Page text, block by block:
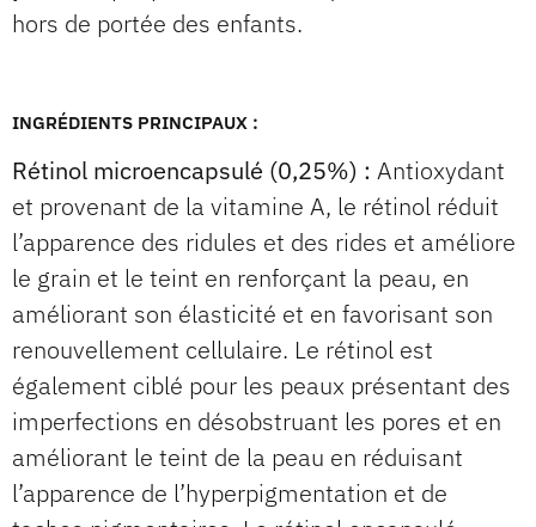
hors de portée des enfants.
INGRÉDIENTS PRINCIPAUX :
Rétinol microencapsulé (0,25%) : Antioxydant
et provenant de la vitamine A, le rétinol réduit
l’apparence des ridules et des rides et améliore
le grain et le teint en renforçant la peau, en
améliorant son élasticité et en favorisant son
renouvellement cellulaire. Le rétinol est
également ciblé pour les peaux présentant des
imperfections en désobstruant les pores et en
améliorant le teint de la peau en réduisant
l’apparence de l’hyperpigmentation et de